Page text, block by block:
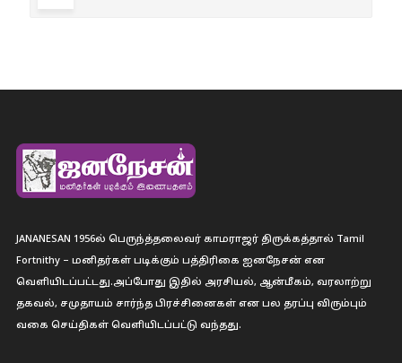
JANANESAN 1956ல் பெருந்த்தலைவர் காமராஜர் திருக்கத்தால் Tamil
Fortnithy – மனிதர்கள் படிக்கும் பத்திரிகை ஐனநேசன் என
வெளியிடப்பட்டது.அப்போது இதில் அரசியல், ஆன்மீகம், வரலாற்று
தகவல், சமுதாயம் சார்ந்த பிரச்சினைகள் என பல தரப்பு விரும்பும்
வகை செய்திகள் வெளியிடப்பட்டு வந்தது.